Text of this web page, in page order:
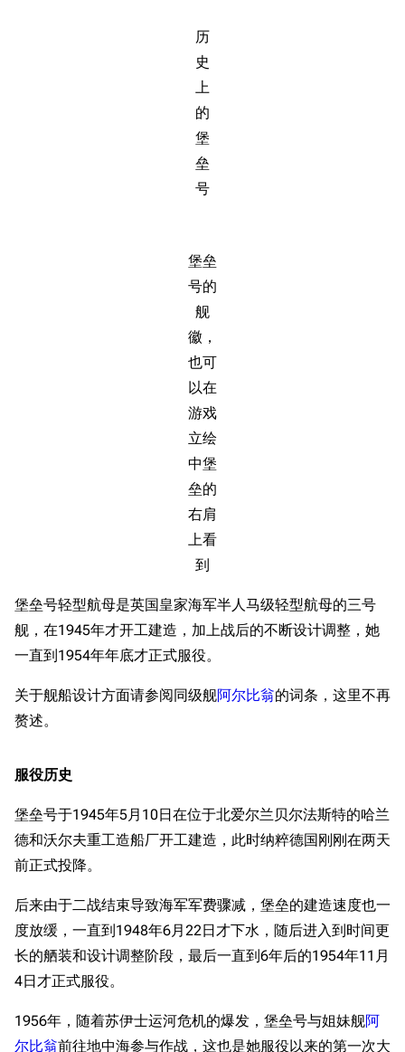
历
史
上
的
堡
垒
号
堡垒
号的
舰
徽，
也可
以在
游戏
立绘
中堡
垒的
右肩
上看
到
堡垒号轻型航母是英国皇家海军半人马级轻型航母的三号
舰，在1945年才开工建造，加上战后的不断设计调整，她
一直到1954年年底才正式服役。
关于舰船设计方面请参阅同级舰阿尔比翁的词条，这里不再
赘述。
服役历史
堡垒号于1945年5月10日在位于北爱尔兰贝尔法斯特的哈兰
德和沃尔夫重工造船厂开工建造，此时纳粹德国刚刚在两天
前正式投降。
后来由于二战结束导致海军军费骤减，堡垒的建造速度也一
度放缓，一直到1948年6月22日才下水，随后进入到时间更
长的舾装和设计调整阶段，最后一直到6年后的1954年11月
4日才正式服役。
1956年，随着苏伊士运河危机的爆发，堡垒号与姐妹舰阿
尔比翁前往地中海参与作战，这也是她服役以来的第一次大